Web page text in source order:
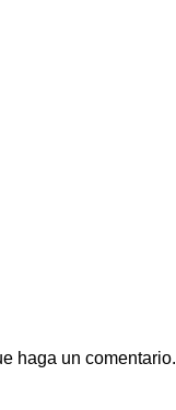
haga un comentario.